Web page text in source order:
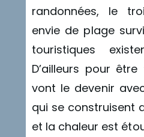
randonnées, le
envie de plage
touristiques
D’ailleurs pour
vont le devenir
qui se construisent
et la chaleur est